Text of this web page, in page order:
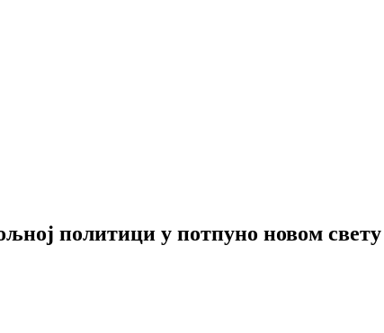
политици у потпуно новом свету